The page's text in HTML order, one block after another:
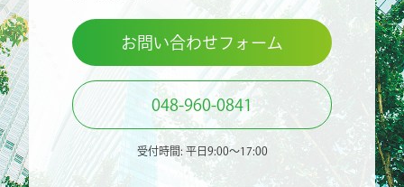
お問い合わせフォーム
048-960-0841
受付時間: 平日9:00〜17:00